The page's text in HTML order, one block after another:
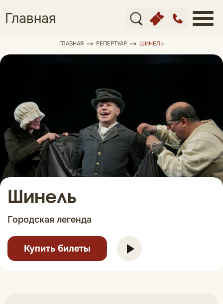
Главная
ГЛАВНАЯ РЕПЕРТУАР ШИНЕЛЬ
Шинель
Городская легенда
Купить билеты